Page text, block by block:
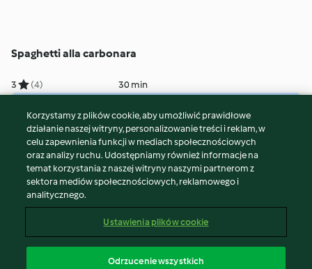
Spaghetti alla carbonara
3 (4) 30 min
© Copyright 2026
Warunki korzystania
Polityka prywatności
Disclaimer
Znak wydawcy
Zgłoś treść
Korzystamy z plików cookie, aby umożliwić prawidłowe
działanie naszej witryny, personalizowanie treści i reklam, w
celu zapewnienia funkcji w mediach społecznościowych
oraz analizy ruchu. Udostępniamy również informacje na
temat korzystania z naszej witryny naszymi partnerom z
sektora mediów społecznościowych, reklamowego i
analitycznego.
Ustawienia plików cookie
Odrzucenie wszystkich